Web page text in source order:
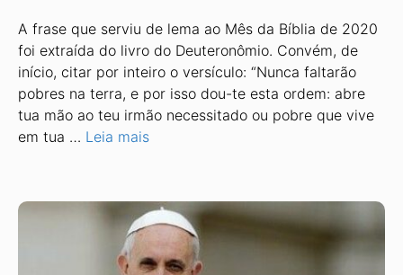
A frase que serviu de lema ao Mês da Bíblia de 2020
foi extraída do livro do Deuteronômio. Convém, de
início, citar por inteiro o versículo: “Nunca faltarão
pobres na terra, e por isso dou-te esta ordem: abre
tua mão ao teu irmão necessitado ou pobre que vive
em tua … Leia mais